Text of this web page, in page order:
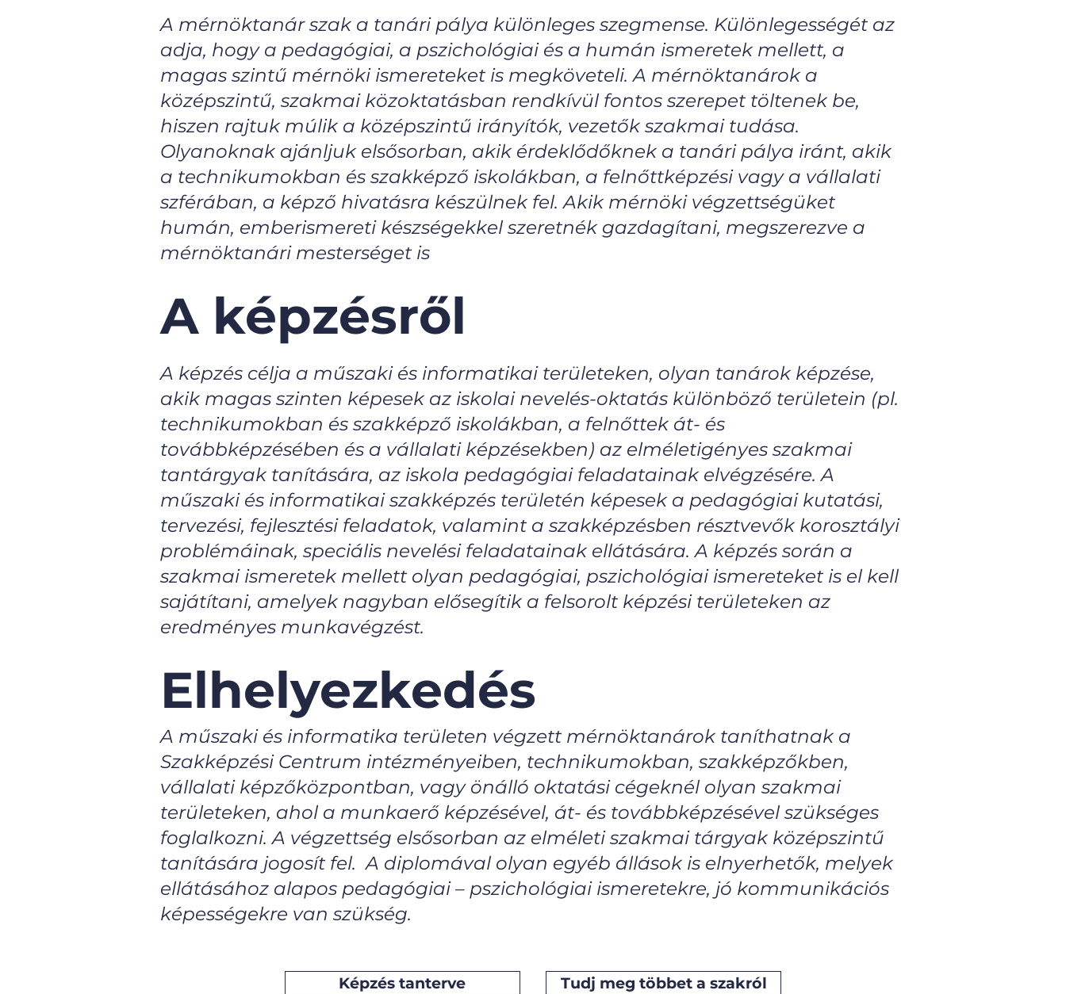
A képzésről
A képzés célja a műszaki és informatikai területeken, olyan tanárok képzése,
akik magas szinten képesek az iskolai nevelés-oktatás különböző területein (pl.
technikumokban és szakképző iskolákban, a felnőttek át- és
továbbképzésében és a vállalati képzésekben) az elméletigényes szakmai
tantárgyak tanítására, az iskola pedagógiai feladatainak elvégzésére. A
műszaki és informatikai szakképzés területén képesek a pedagógiai kutatási,
tervezési, fejlesztési feladatok, valamint a szakképzésben résztvevők korosztályi
problémáinak, speciális nevelési feladatainak ellátására. A képzés során a
szakmai ismeretek mellett olyan pedagógiai, pszichológiai ismereteket is el kell
sajátítani, amelyek nagyban elősegítik a felsorolt képzési területeken az
eredményes munkavégzést.
A mérnöktanár szak a tanári pálya különleges szegmense. Különlegességét az
adja, hogy a pedagógiai, a pszichológiai és a humán ismeretek mellett, a
magas szintű mérnöki ismereteket is megköveteli. A mérnöktanárok a
középszintű, szakmai közoktatásban rendkívül fontos szerepet töltenek be,
hiszen rajtuk múlik a középszintű irányítók, vezetők szakmai tudása.
Olyanoknak ajánljuk elsősorban, akik érdeklődőknek a tanári pálya iránt, akik
a technikumokban és szakképző iskolákban, a felnőttképzési vagy a vállalati
szférában, a képző hivatásra készülnek fel. Akik mérnöki végzettségüket
humán, emberismereti készségekkel szeretnék gazdagítani, megszerezve a
mérnöktanári mesterséget is
Elhelyezkedés
A műszaki és informatika területen végzett mérnöktanárok taníthatnak a
Szakképzési Centrum intézményeiben, technikumokban, szakképzőkben,
vállalati képzőközpontban, vagy önálló oktatási cégeknél olyan szakmai
területeken, ahol a munkaerő képzésével, át- és továbbképzésével szükséges
foglalkozni. A végzettség elsősorban az elméleti szakmai tárgyak középszintű
tanítására jogosít fel. A diplomával olyan egyéb állások is elnyerhetők, melyek
ellátásához alapos pedagógiai – pszichológiai ismeretekre, jó kommunikációs
képességekre van szükség.
Képzés tanterve Tudj meg többet a szakról